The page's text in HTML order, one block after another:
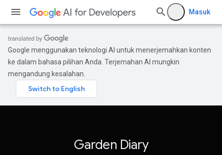
Masuk
Google menggunakan teknologi AI untuk menerjemahkan konten
ke dalam bahasa pilihan Anda. Terjemahan AI mungkin
mengandung kesalahan.
Garden Diary